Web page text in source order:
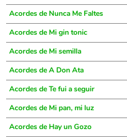
Acordes de Nunca Me Faltes
Acordes de Mi gin tonic
Acordes de Mi semilla
Acordes de A Don Ata
Acordes de Te fui a seguir
Acordes de Mi pan, mi luz
Acordes de Hay un Gozo